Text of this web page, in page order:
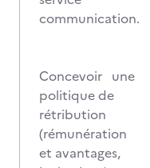
communication.
Concevoir une
politique de
rétribution
(rémunération
et avantages,